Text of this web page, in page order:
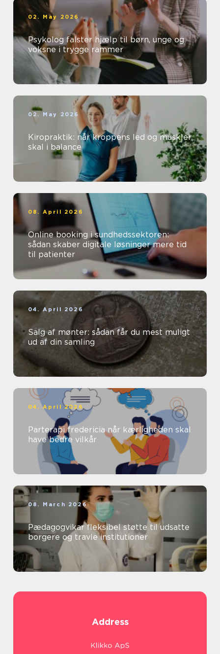
02. May 2026
Psykolog falster hjælp til børn, unge og
voksne i trygge rammer
02. May 2026
Kiropraktik: når kroppens led og muskler
skal i balance
08. April 2026
Online booking i sundhedssektoren:
sådan skaber digitale løsninger mere tid
til patienter
04. April 2026
Salg af mønter: sådan får du mest muligt
ud af din samling
04. April 2026
Parterapi fredericia når kærligheden skal
have bedre vilkår
08. March 2026
Pædagogvikar fleksibel støtte til udsatte
borgere og travle institutioner
Address